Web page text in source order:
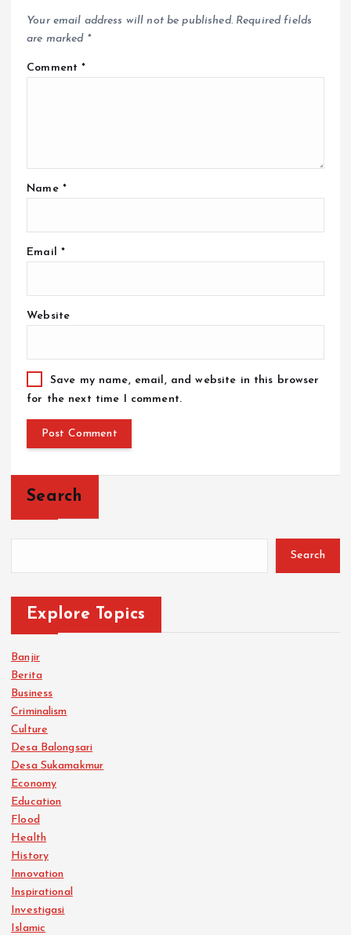
Your email address will not be published. Required fields
are marked *
Comment*
Name *
Email *
Website
Save my name, email, and website in this browser
for the next time I comment.
Search
Search
Explore Topics
Banjir
Berita
Business
Criminalism
Culture
Desa Balongsari
Desa Sukamakmur
Economy
Education
Flood
Health
History
Innovation
Inspirational
Investigasi
Islamic